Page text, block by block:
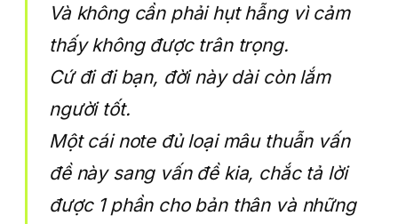
Và không cần phải hụt hẫng vì cảm
thấy không được trân trọng.
Cứ đi đi bạn, đời này dài còn lắm
người tốt.
Một cái note đủ loại mâu thuẫn vấn
đề này sang vấn đề kia, chắc tả lời
được 1 phần cho bản thân và những